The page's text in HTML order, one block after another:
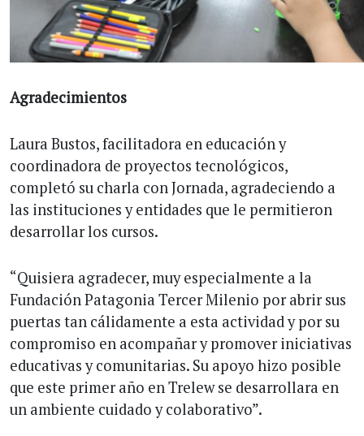
Agradecimientos
Laura Bustos, facilitadora en educación y
coordinadora de proyectos tecnológicos,
completó su charla con Jornada, agradeciendo a
las instituciones y entidades que le permitieron
desarrollar los cursos.
“Quisiera agradecer, muy especialmente a la
Fundación Patagonia Tercer Milenio por abrir sus
puertas tan cálidamente a esta actividad y por su
compromiso en acompañar y promover iniciativas
educativas y comunitarias. Su apoyo hizo posible
que este primer año en Trelew se desarrollara en
un ambiente cuidado y colaborativo”.